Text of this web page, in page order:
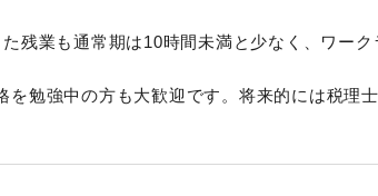
た残業も通常期は10時間未満と少なく、ワー
を勉強中の方も大歓迎です。将来的には税理